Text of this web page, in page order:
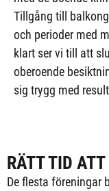
Tillgång till
och perioder med
klart ser vi till att
oberoende
sig trygg med
RÄTT TID
De flesta föreningar